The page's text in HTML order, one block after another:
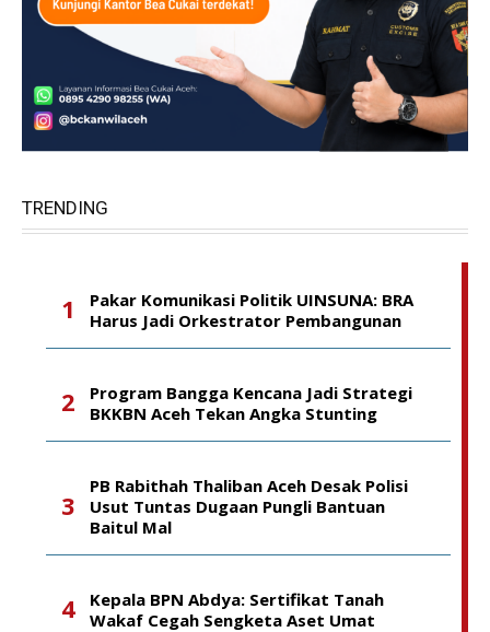
TRENDING
Pakar Komunikasi Politik UINSUNA: BRA
Harus Jadi Orkestrator Pembangunan
Program Bangga Kencana Jadi Strategi
BKKBN Aceh Tekan Angka Stunting
PB Rabithah Thaliban Aceh Desak Polisi
Usut Tuntas Dugaan Pungli Bantuan
Baitul Mal
Kepala BPN Abdya: Sertifikat Tanah
Wakaf Cegah Sengketa Aset Umat